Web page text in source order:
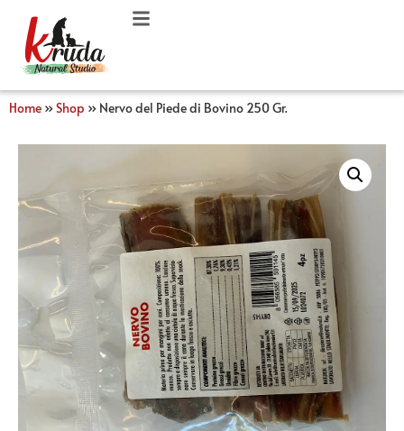
Home »Shop » Nervo del Piede di Bovino 250 Gr.